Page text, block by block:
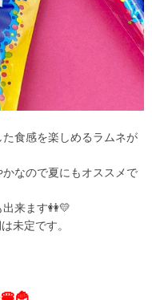
食感を楽しめるラムネが
なので夏にもオススメで
来ます👭💛
未定です。